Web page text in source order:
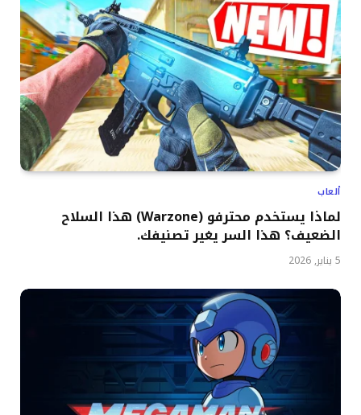
ألعاب
لماذا يستخدم محترفو (Warzone) هذا السلاح
الضعيف؟ هذا السر يغير تصنيفك.
5 يناير, 2026